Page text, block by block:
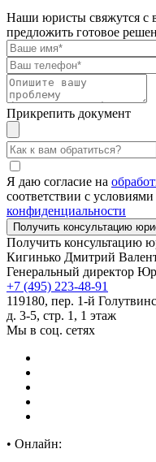
Наши юристы свяжутся с
предложить готовое
Прикрепить документ
Я даю согласие на
соответствии с
конфиденциальности
Получить консультацию
Кигинько Дмитрий
Генеральный директор
+7 (495) 223-48-91
119180, пер. 1-й
д. 3-5, стр. 1, 1 этаж
Мы в соц. сетях
• Онлайн: